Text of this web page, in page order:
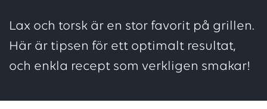
Lax och torsk är en stor favorit på grillen.
Här är tipsen för ett optimalt resultat,
och enkla recept som verkligen smakar!